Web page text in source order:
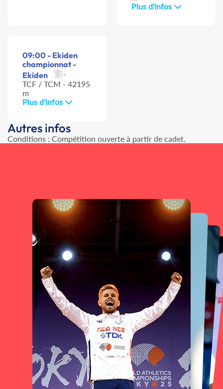
Plus d'infos
09:00 - Ekiden
championnat -
Ekiden
TCF / TCM - 42195
m
Plus d'infos
Autres infos
Conditions : Compétition ouverte à partir de cadet.